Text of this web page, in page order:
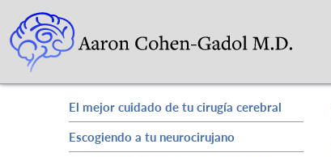
El mejor cuidado de tu cirugía cerebral
Escogiendo a tu neurocirujano